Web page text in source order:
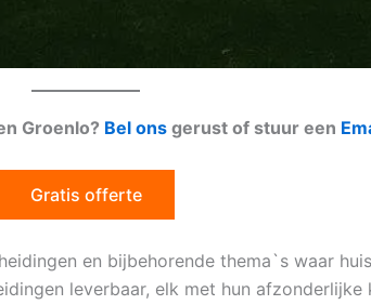
Groenlo? Bel ons gerust of stuur een
Gratis offerte
en bijbehorende thema`s waar
leverbaar, elk met hun afzonderlijke